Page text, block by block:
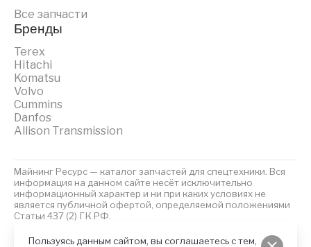
Пользуясь данным сайтом, вы соглашаетесь с тем,
Все запчасти
Бренды
Terex
Hitachi
Komatsu
Volvo
Cummins
Danfos
Allison Transmission
Майнинг Ресурс — каталог запчастей для спецтехники. Вся
информация на данном сайте несёт исключительно
информационный характер и ни при каких условиях не
является публичной офертой, определяемой положениями
Статьи 437 (2) ГК РФ.
Политика обработки персональных данныхФайлы Cookies